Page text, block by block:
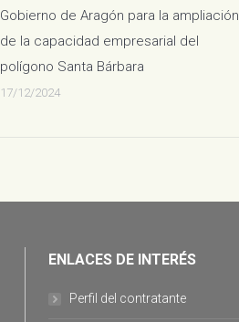
Gobierno de Aragón para la ampliación
de la capacidad empresarial del
polígono Santa Bárbara
17/12/2024
ENLACES DE INTERÉS
Perfil del contratante